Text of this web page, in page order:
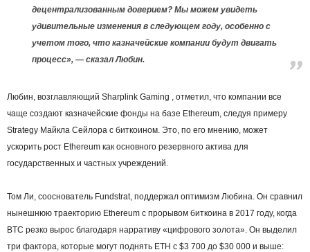
децентрализованным доверием? Мы можем увидеть
удивительные изменения в следующем году, особенно с
учетом того, что казначейские компании будут двигать
процесс», — сказал Любин.
Любин, возглавляющий Sharplink Gaming , отметил, что компании все
чаще создают казначейские фонды на базе Ethereum, следуя примеру
Strategy Майкла Сейлора с биткоином. Это, по его мнению, может
ускорить рост Ethereum как основного резервного актива для
государственных и частных учреждений.
Том Ли, сооснователь Fundstrat, поддержал оптимизм Любина. Он сравнил
нынешнюю траекторию Ethereum с прорывом биткоина в 2017 году, когда
BTC резко вырос благодаря нарративу «цифрового золота». Он выделил
три фактора, которые могут поднять ETH с $3 700 до $30 000 и выше: